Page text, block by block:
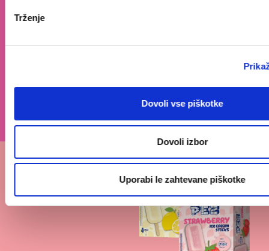
Trženje
Dovoli vse piškotke
Dovoli izbor
Uporabi le zahtevane piškotke
Vaniljev sladoled